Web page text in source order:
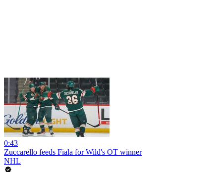
0:43
Zuccarello feeds Fiala for Wild's OT winner
NHL